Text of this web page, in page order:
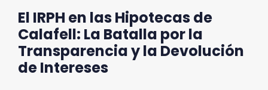
El IRPH en las Hipotecas de
Calafell: La Batalla por la
Transparencia y la Devolución
de Intereses